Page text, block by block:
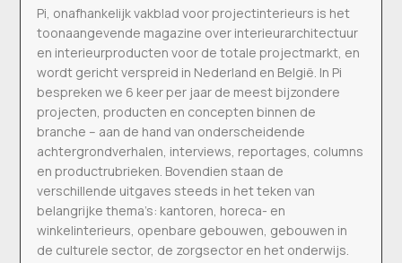
Pi, onafhankelijk vakblad voor projectinterieurs is het
toonaangevende magazine over interieurarchitectuur
en interieurproducten voor de totale projectmarkt, en
wordt gericht verspreid in Nederland en België. In Pi
bespreken we 6 keer per jaar de meest bijzondere
projecten, producten en concepten binnen de
branche – aan de hand van onderscheidende
achtergrondverhalen, interviews, reportages, columns
en productrubrieken. Bovendien staan de
verschillende uitgaves steeds in het teken van
belangrijke thema’s: kantoren, horeca- en
winkelinterieurs, openbare gebouwen, gebouwen in
de culturele sector, de zorgsector en het onderwijs.